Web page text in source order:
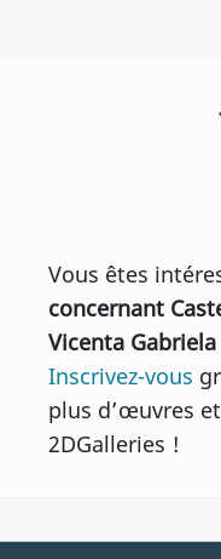
Vous êtes
concernant
Vicenta
Inscrivez-vous
plus d’œuvres
2DGalleries !